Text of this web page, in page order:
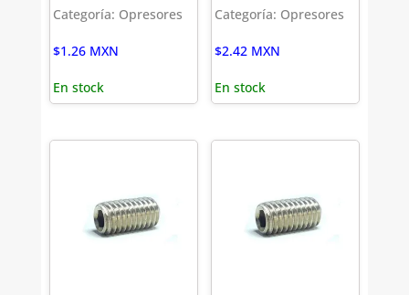
Categoría: Opresores
$1.26 MXN
En stock
Categoría: Opresores
$2.42 MXN
En stock